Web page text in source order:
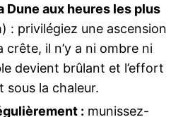
Dune aux heures les plus
: privilégiez une ascension
il n’y a ni ombre ni
devient brûlant et l’effort
sous la chaleur.
: munissez-